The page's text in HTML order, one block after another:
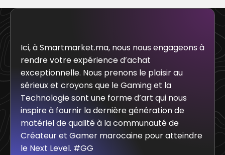
Ici, à Smartmarket.ma, nous nous engageons à
rendre votre expérience d’achat
exceptionnelle. Nous prenons le plaisir au
sérieux et croyons que le Gaming et la
Technologie sont une forme d’art qui nous
inspire à fournir la dernière génération de
matériel de qualité à la communauté de
Créateur et Gamer marocaine pour atteindre
le Next Level. #GG